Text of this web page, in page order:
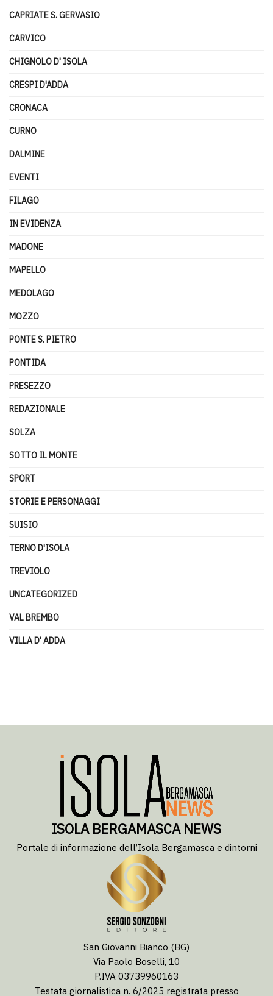
CAPRIATE S. GERVASIO
CARVICO
CHIGNOLO D' ISOLA
CRESPI D'ADDA
CRONACA
CURNO
DALMINE
EVENTI
FILAGO
IN EVIDENZA
MADONE
MAPELLO
MEDOLAGO
MOZZO
PONTE S. PIETRO
PONTIDA
PRESEZZO
REDAZIONALE
SOLZA
SOTTO IL MONTE
SPORT
STORIE E PERSONAGGI
SUISIO
TERNO D'ISOLA
TREVIOLO
UNCATEGORIZED
VAL BREMBO
VILLA D' ADDA
ISOLA BERGAMASCA NEWS
Portale di informazione dell’Isola Bergamasca e dintorni
San Giovanni Bianco (BG)
Via Paolo Boselli, 10
P.IVA 03739960163
Testata giornalistica n. 6/2025 registrata presso